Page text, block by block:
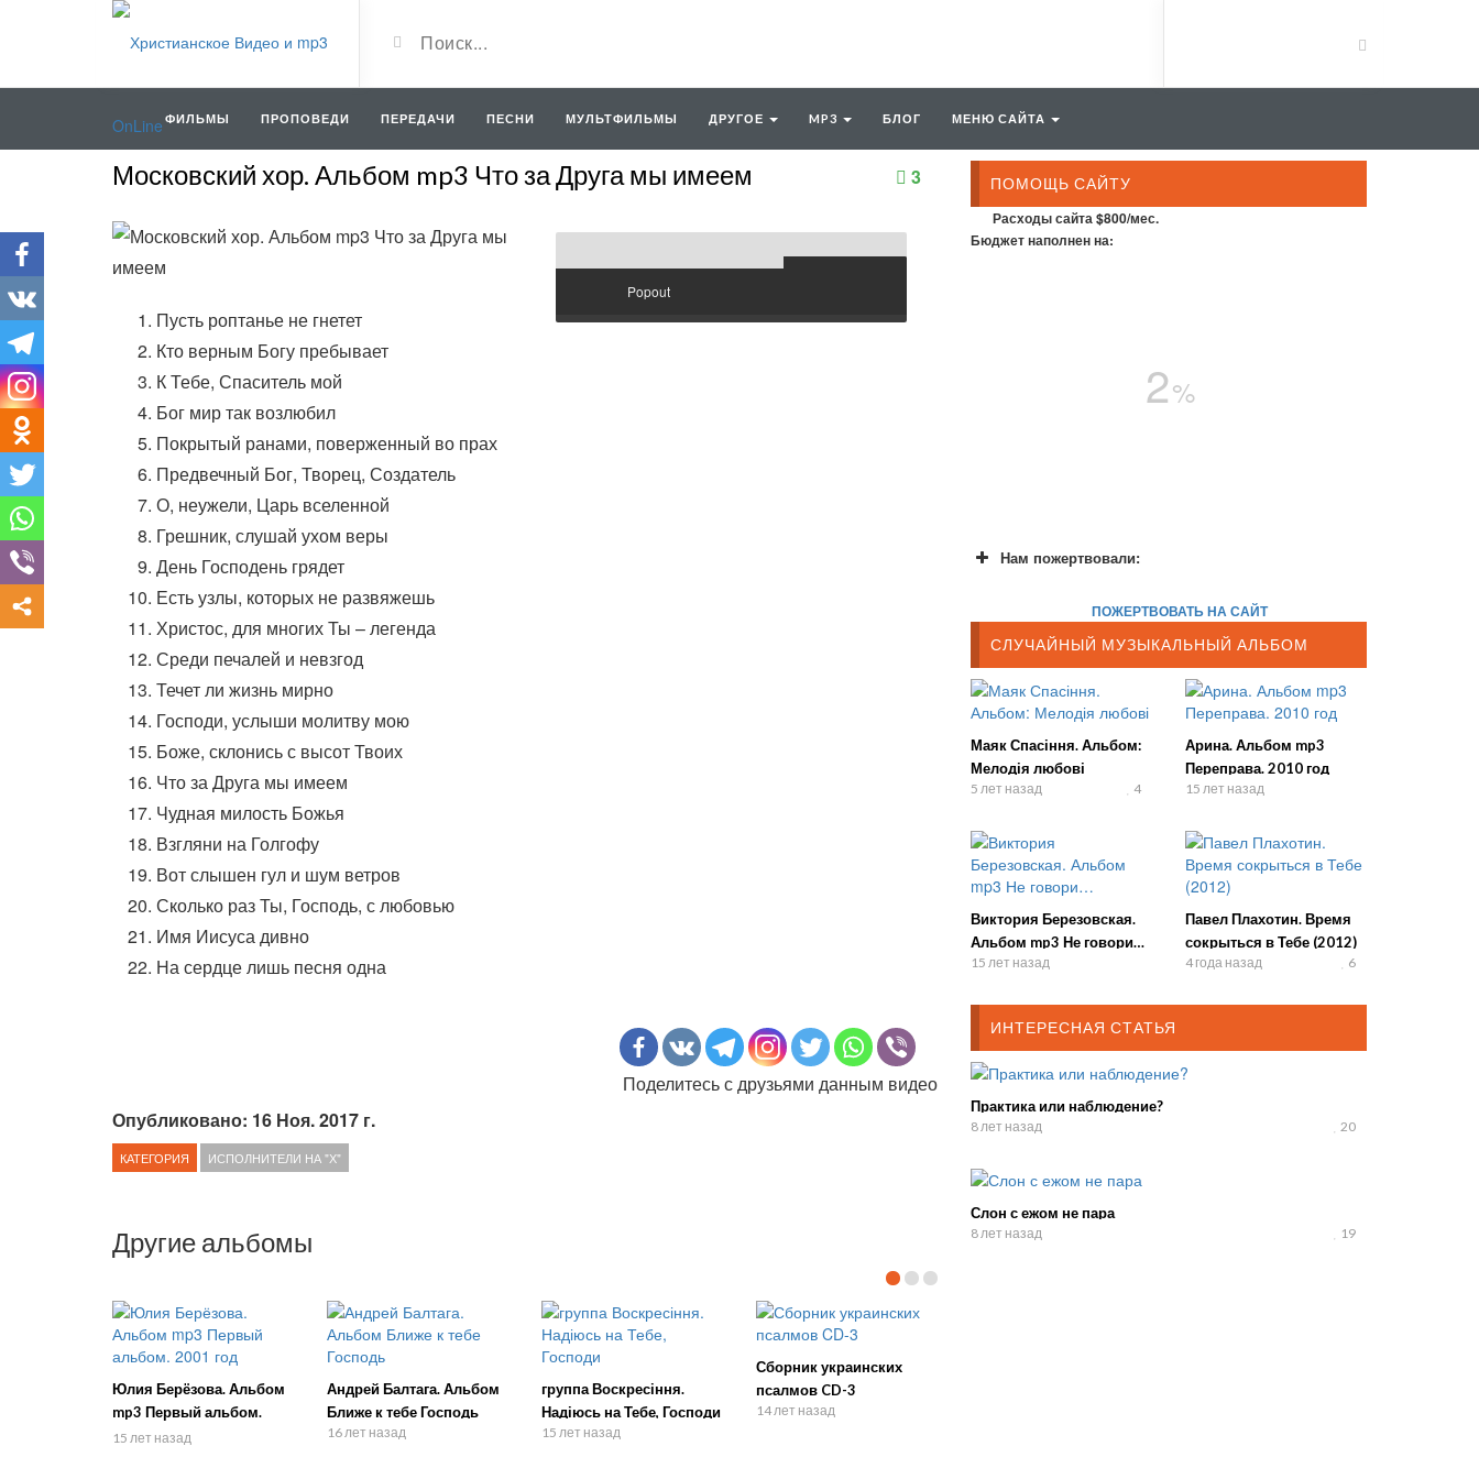
ФИЛЬМЫ ПРОПОВЕДИ ПЕРЕДАЧИ ПЕСНИ МУЛЬТФИЛЬМЫ ДРУГОЕ MP3 БЛОГ МЕНЮ САЙТА
Московский хор. Альбом mp3 Что за Друга мы имеем 3
Пусть роптанье не гнетет
Кто верным Богу пребывает
К Тебе, Спаситель мой
Бог мир так возлюбил
Покрытый ранами, поверженный во прах
Предвечный Бог, Творец, Создатель
О, неужели, Царь вселенной
Грешник, слушай ухом веры
День Господень грядет
Есть узлы, которых не развяжешь
Христос, для многих Ты – легенда
Среди печалей и невзгод
Течет ли жизнь мирно
Господи, услыши молитву мою
Боже, склонись с высот Твоих
Что за Друга мы имеем
Чудная милость Божья
Взгляни на Голгофу
Вот слышен гул и шум ветров
Сколько раз Ты, Господь, с любовью
Имя Иисуса дивно
На сердце лишь песня одна
Popout
Поделитесь с друзьями данным видео
Опубликовано: 16 Ноя. 2017 г.
КАТЕГОРИЯ ИСПОЛНИТЕЛИ НА "Х"
Другие альбомы
Юлия Берёзова. Альбом
mp3 Первый альбом.
2001 год
15 лет назад
Андрей Балтага. Альбом
Ближе к тебе Господь
16 лет назад
группа Воскресіння.
Надіюсь на Тебе, Господи
15 лет назад
Сборник украинских
псалмов CD-3
14 лет назад
ПОМОЩЬ САЙТУ
Расходы сайта $800/мес.
Бюджет наполнен на:
2%
Нам пожертвовали:
ПОЖЕРТВОВАТЬ НА САЙТ
СЛУЧАЙНЫЙ МУЗЫКАЛЬНЫЙ АЛЬБОМ
Маяк Спасіння. Альбом:
Мелодія любові
5 лет назад 4
Арина. Альбом mp3
Переправа. 2010 год
15 лет назад
Виктория Березовская.
Альбом mp3 Не говори…
15 лет назад
Павел Плахотин. Время
сокрыться в Тебе (2012)
4 года назад 6
ИНТЕРЕСНАЯ СТАТЬЯ
Практика или наблюдение?
8 лет назад 20
Слон с ежом не пара
8 лет назад 19